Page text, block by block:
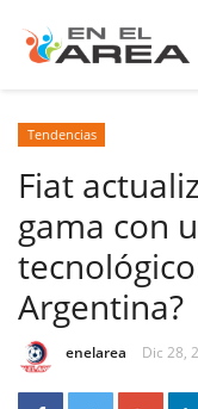
Tendencias
Fiat
gama con
Argentina?
enelarea Dic 28,